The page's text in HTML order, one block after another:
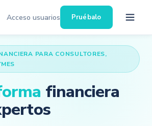
Acceso usuarios Pruébalo
PARA CONSULTORES,
financiera